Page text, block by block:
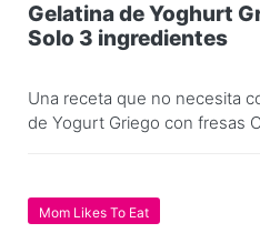
Gelatina de Yoghurt
Solo 3 ingredientes
Una receta que no necesita
de Yogurt Griego con fresas
Mom Likes To Eat